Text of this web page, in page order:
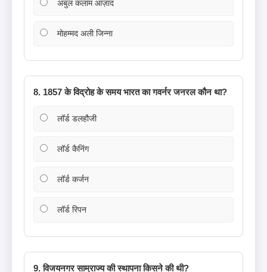
अबुल कलाम आज़ाद
मोहम्मद अली जिन्ना
8. 1857 के विद्रोह के समय भारत का गवर्नर जनरल कौन था?
लॉर्ड डलहौजी
लॉर्ड कैनिंग
लॉर्ड कर्जन
लॉर्ड रिपन
9. विजयनगर साम्राज्य की स्थापना किसने की थी?